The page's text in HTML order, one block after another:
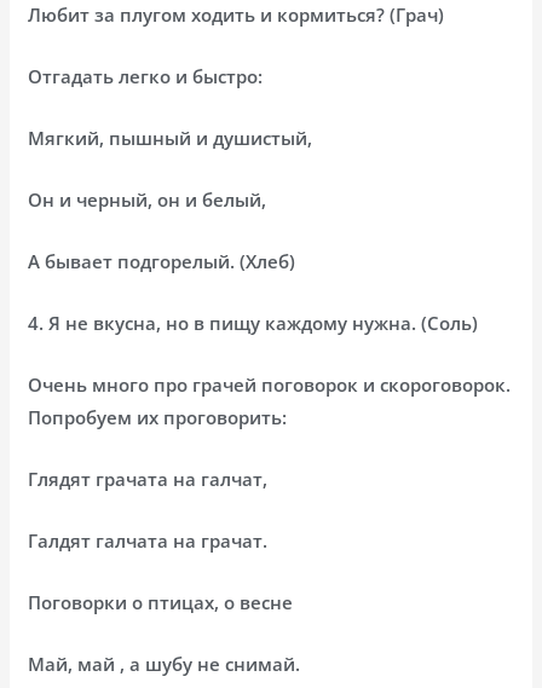
Любит за плугом ходить и кормиться? (Грач)
Отгадать легко и быстро:
Мягкий, пышный и душистый,
Он и черный, он и белый,
А бывает подгорелый. (Хлеб)
4. Я не вкусна, но в пищу каждому нужна. (Соль)
Очень много про грачей поговорок и скороговорок.
Попробуем их проговорить:
Глядят грачата на галчат,
Галдят галчата на грачат.
Поговорки о птицах, о весне
Май, май , а шубу не снимай.